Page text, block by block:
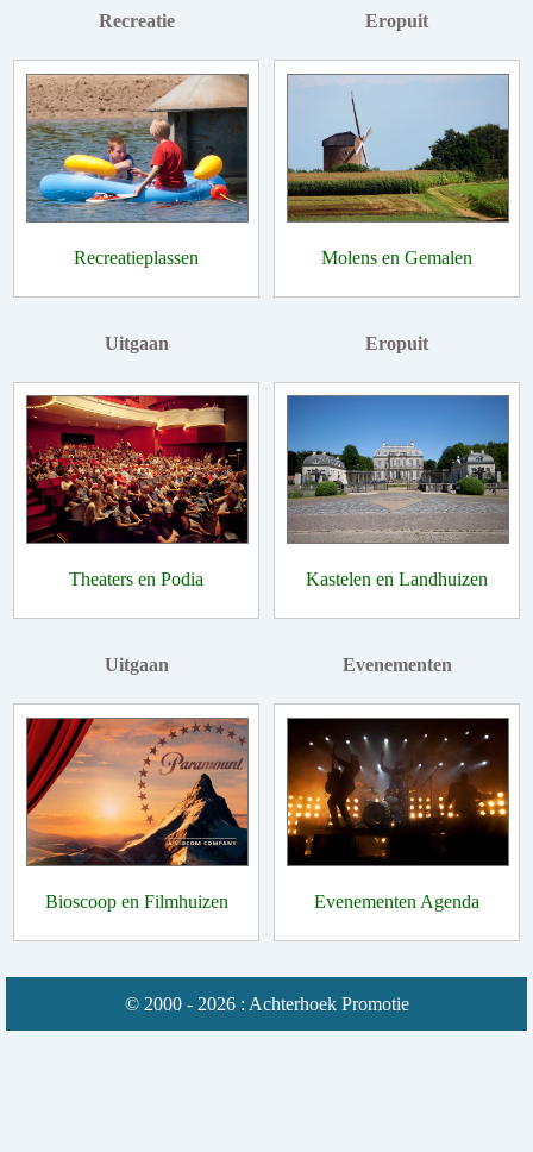
Recreatie
Recreatieplassen
Eropuit
Molens en Gemalen
Uitgaan
Theaters en Podia
Eropuit
Kastelen en Landhuizen
Uitgaan
Bioscoop en Filmhuizen
Evenementen
Evenementen Agenda
© 2000 - 2026 : Achterhoek Promotie